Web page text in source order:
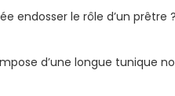
endosser le rôle d’un
d’une longue tunique